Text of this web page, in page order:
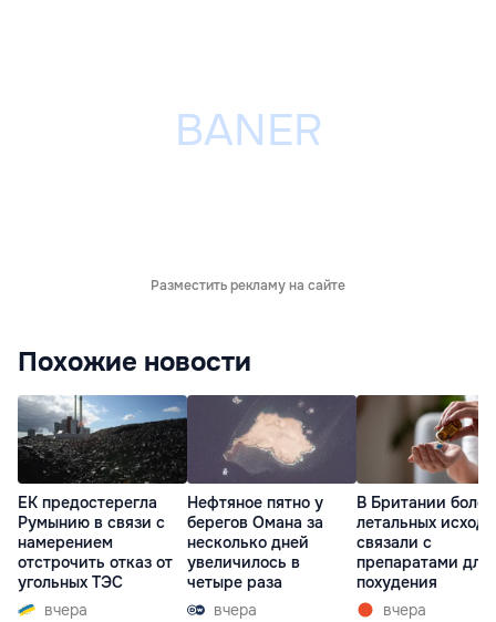
Разместить рекламу на сайте
Похожие новости
ЕК предостерегла
Румынию в связи с
намерением
отстрочить отказ от
угольных ТЭС
вчера
Нефтяное пятно у
берегов Омана за
несколько дней
увеличилось в
четыре раза
вчера
В Британии
летальных
связали с
препаратами для
похудения
вчера